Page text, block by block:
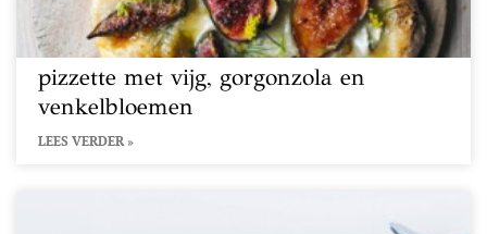
pizzette met vijg, gorgonzola en
venkelbloemen
LEES VERDER »